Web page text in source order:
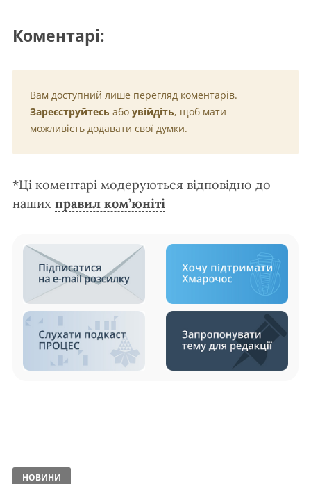
Коментарі:
Вам доступний лише перегляд коментарів.
Зареєструйтесь або увійдіть, щоб мати
можливість додавати свої думки.
*Ці коментарі модеруються відповідно до
наших правил ком’юніті
НОВИНИ